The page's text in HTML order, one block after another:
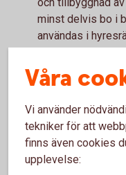
minst delvis bo i
användas i
städning, även till
av vitvaror och
resekostnader
rutavdrag.
Finns det
tänka på?
– Ja, först och
Våra
Vi använder
tekniker för att
finns även cookies
upplevelse: